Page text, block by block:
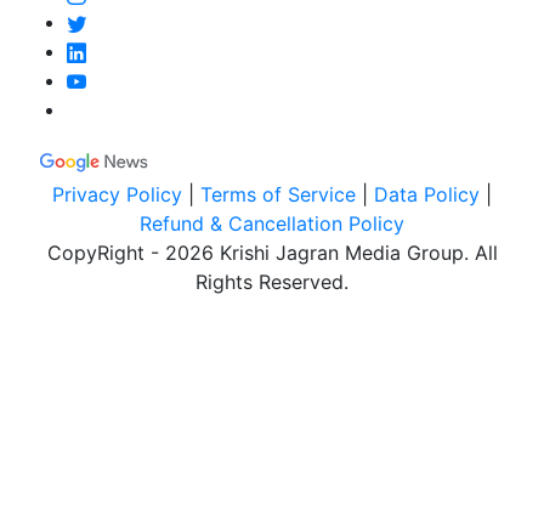
Privacy Policy Terms of Service Data Policy
Refund & Cancellation Policy
CopyRight - 2026 Krishi Jagran Media Group. All
Rights Reserved.